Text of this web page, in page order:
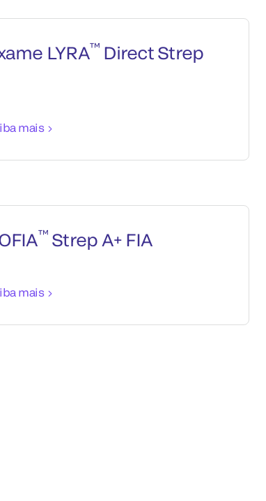
LYRA™ Direct Strep
mais
™Strep A+ FIA
mais